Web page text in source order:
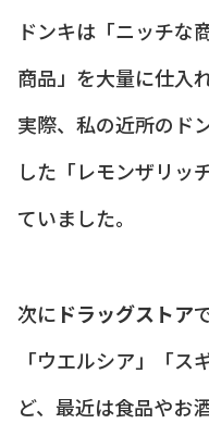
ドンキは「ニッチな
商品」を大量に仕入
実際、私の近所のド
した「レモンザリッ
ていました。
次に ドラッグストア
「ウエルシア」「
ど、最近は食品やお